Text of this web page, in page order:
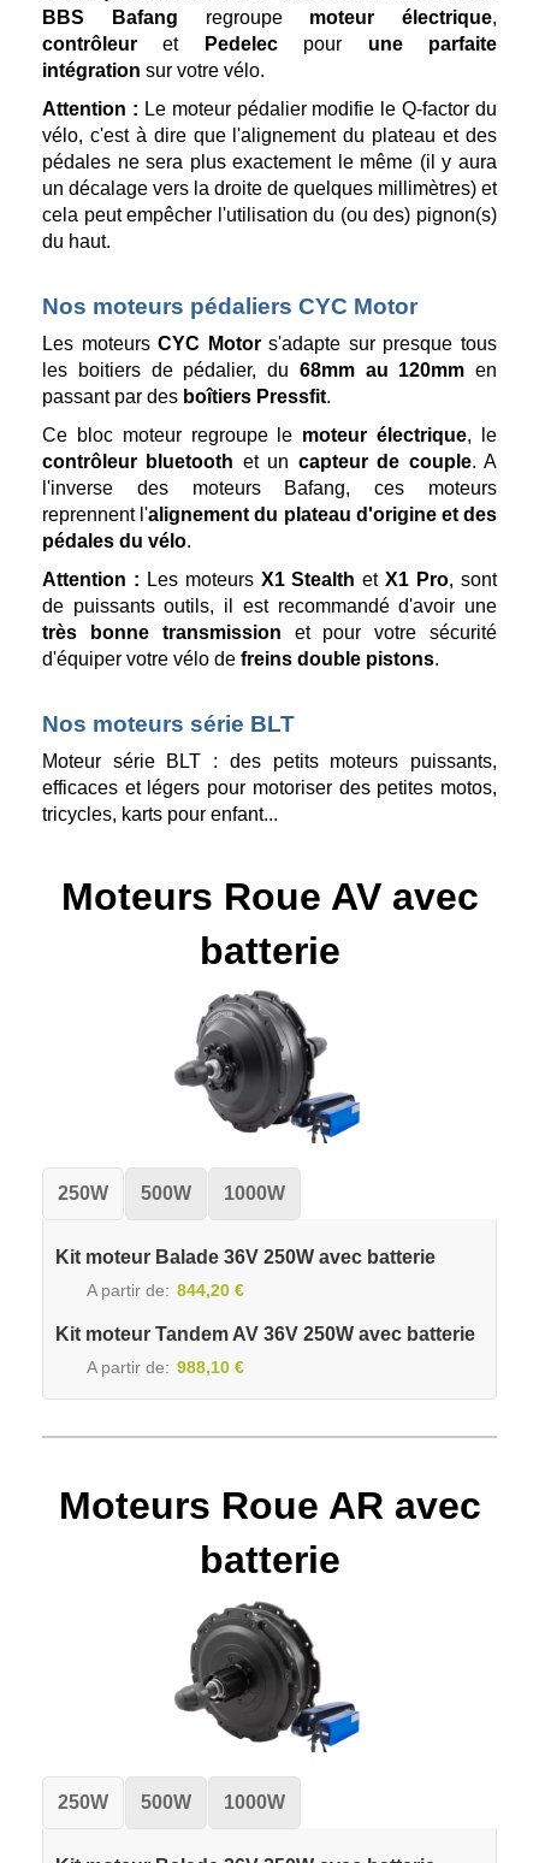
BBS Bafang regroupe moteur électrique,
contrôleur et Pedelecpour
une parfaite
intégration sur votre vélo.
Attention : Le moteur pédalier modifie le Q-factor du
vélo, c'est à dire que l'alignement du plateau et des
pédales ne sera plus exactement le même (il y aura
un décalage vers la droite de quelques millimètres) et
cela peut empêcher l'utilisation du (ou des) pignon(s)
du haut.
Nos moteurs pédaliers CYC Motor
Les moteursCYC Motors'adapte sur presque tous
les boitiers de pédalier, du 68mm au 120mm en
passant par des boîtiers Pressfit.
Ce bloc moteur regroupe le moteur électrique, le
contrôleur bluetooth et un capteur de couple. A
l'inverse des moteurs Bafang, ces moteurs
reprennent l'alignement du plateau d'origine et des
pédales du vélo.
Attention : Les moteurs X1 Stealth etX1 Pro, sont
de puissants outils, il est recommandé d'avoir une
très bonne transmission et pour votre sécurité
d'équiper votre vélo de freins double pistons.
Nos moteurs série BLT
Moteur série BLT : des petits moteurs puissants,
efficaces et légers pour motoriser des petites motos,
tricycles, karts pour enfant...
Moteurs Roue AV avec
batterie
250W 500W 1000W
Kit moteur Balade 36V 250W avec batterie
A partir de 844,20 €
Kit moteur Tandem AV 36V 250W avec batterie
A partir de 988,10 €
Moteurs Roue AR avec
batterie
250W 500W 1000W